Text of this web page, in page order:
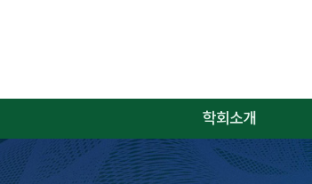
학회소개
인사말